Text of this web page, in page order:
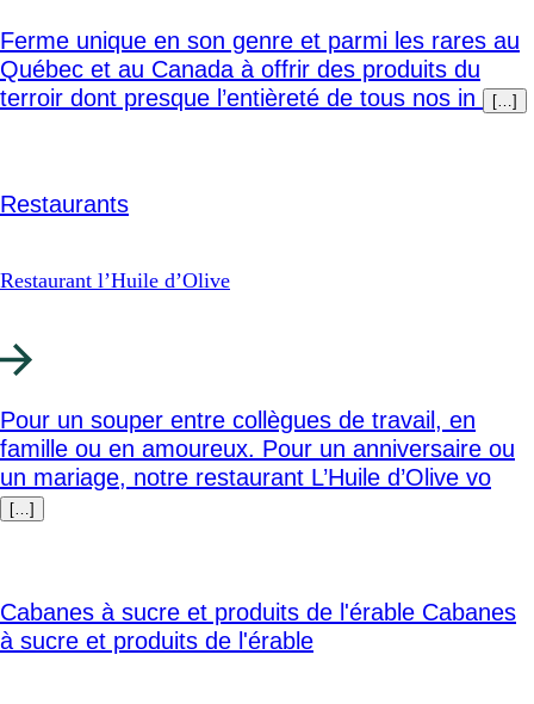
Ferme unique en son genre et parmi les rares au
Québec et au Canada à offrir des produits du
terroir dont presque l’entièreté de tous nos in
[…]
Restaurants
Restaurant l’Huile d’Olive
Pour un souper entre collègues de travail, en
famille ou en amoureux. Pour un anniversaire ou
un mariage, notre restaurant L’Huile d’Olive vo
[…]
Cabanes à sucre et produits de l'érable Cabanes
à sucre et produits de l'érable